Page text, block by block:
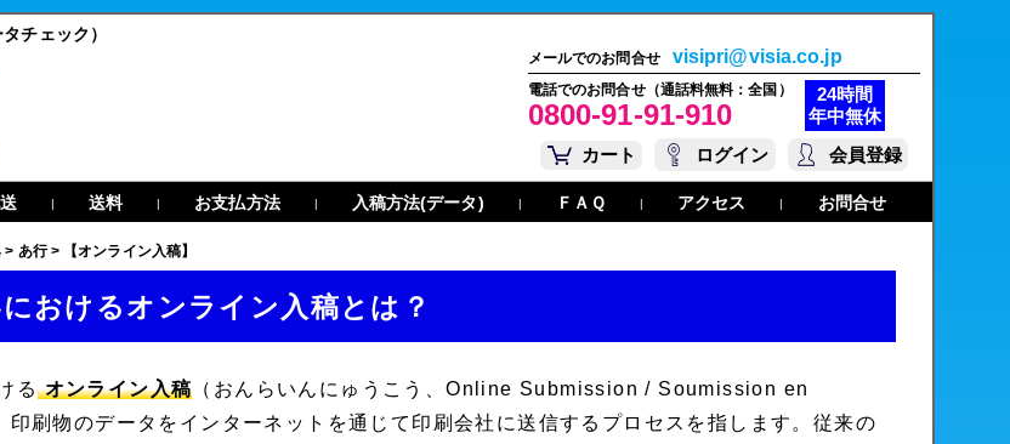
チェック）
メールでのお問合せ visipri@visia.co.jp
電話でのお問合せ（通話料無料：全国）
0800-91-91-910
24時間
年中無休
カート
ログイン 会員登録
| 送料 | お支払方法 | 入稿方法(データ) | ＦＡＱ | アクセス | お問合せ
> あ行> 【オンライン入稿】
おけるオンライン入稿とは？
るオンライン入稿 （おんらいんにゅうこう、Online Submission / Soumission en
印刷物のデータをインターネットを通じて印刷会社に送信するプロセスを指します。従来の